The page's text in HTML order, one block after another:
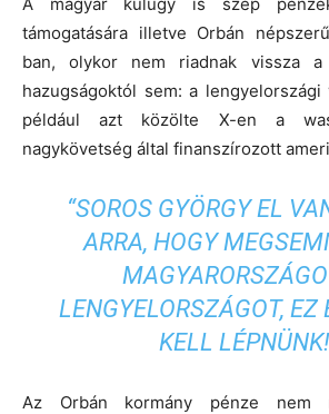
támogatására illetve Orbán
ban, olykor nem riadnak vissza a
hazugságoktól sem: a lengyelországi
például azt közölte X-en a
nagykövetség által finanszírozott
“SOROS GYÖRGY EL
ARRA, HOGY
LENGYELORSZÁGOT, EZ
KELL
Az Orbán kormány pénze nem